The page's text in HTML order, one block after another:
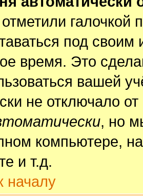
галочкой
под
время. Это
вашей
не отключало
, но
компьютере,
и т.д.
началу